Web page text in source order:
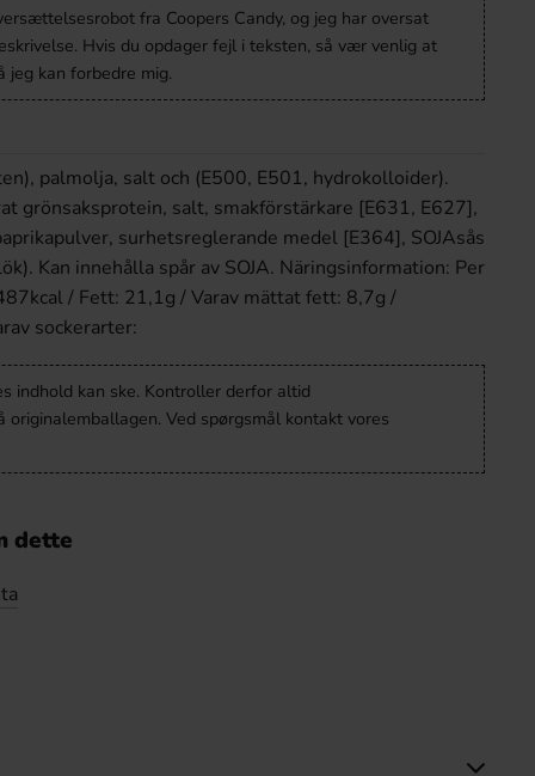
fra Coopers Candy, og jeg har oversat
Hvis du opdager fejl i teksten, så vær venlig at
jeg kan forbedre mig.
palmolja, salt och (E500, E501, hydrokolloider).
grönsaksprotein, salt, smakförstärkare [E631, E627],
surhetsreglerande medel [E364], SOJAsås
Kan innehålla spår av SOJA. Näringsinformation: Per
/ Fett: 21,1g / Varav mättat fett: 8,7g /
sockerarter:
indhold kan ske. Kontroller derfor altid
originalemballagen. Ved spørgsmål kontakt vores
dette